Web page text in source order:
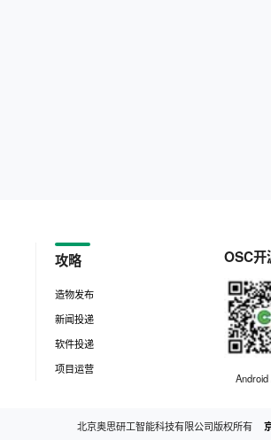
攻略
造物发布
新闻投递
软件投递
项目运营
OSC开
Android
北京奥思研工智能科技有限公司版权所有